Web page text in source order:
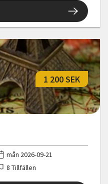
1 200 SEK
mån 2026-09-21
8 Tillfällen